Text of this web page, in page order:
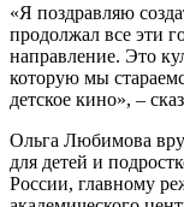
«Я поздравляю
продолжал все эти
направление. Это
которую мы
детское кино», –
Ольга Любимова
для детей и
России, главному